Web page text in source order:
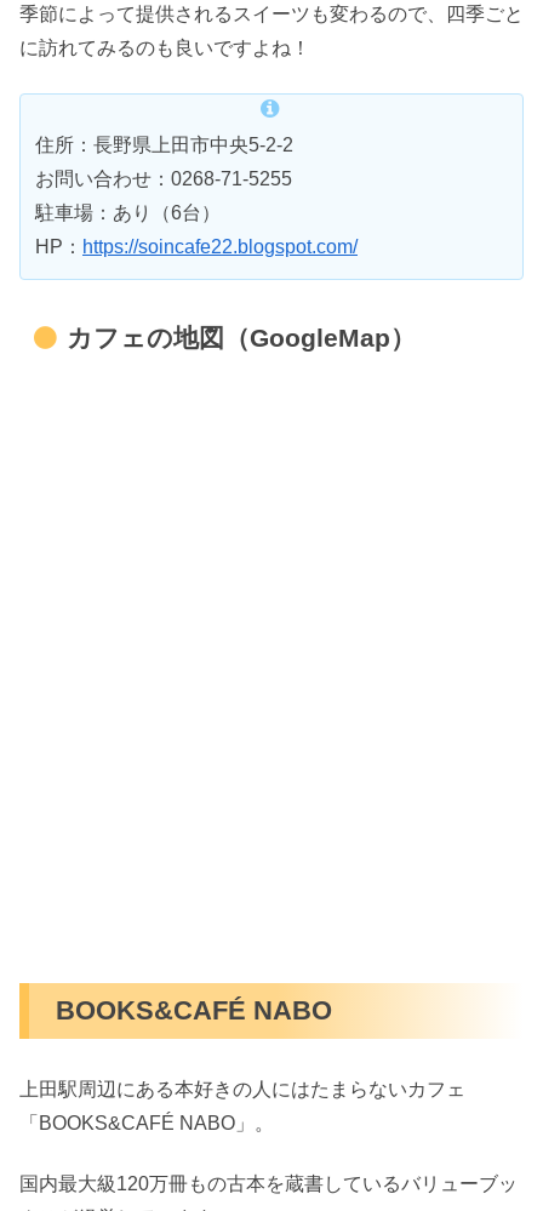
季節によって提供されるスイーツも変わるので、四季ごと
に訪れてみるのも良いですよね！
住所：長野県上田市中央5-2-2
お問い合わせ：0268-71-5255
駐車場：あり（6台）
HP： https://soincafe22.blogspot.com/
カフェの地図（GoogleMap）
BOOKS&CAFÉ NABO
上田駅周辺にある本好きの人にはたまらないカフェ
「BOOKS&CAFÉ NABO」。
国内最大級120万冊もの古本を蔵書しているバリューブッ